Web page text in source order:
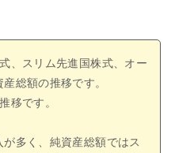
、スリム先進国株式、オー
総額の推移です。
移です。
多く、純資産総額ではス